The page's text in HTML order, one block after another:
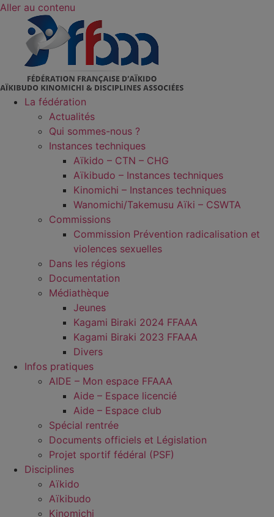
Aller au contenu
La fédération
Actualités
Qui sommes-nous ?
Instances techniques
Aïkido – CTN – CHG
Aïkibudo – Instances techniques
Kinomichi – Instances techniques
Wanomichi/Takemusu Aïki – CSWTA
Commissions
Commission Prévention radicalisation et
violences sexuelles
Dans les régions
Documentation
Médiathèque
Jeunes
Kagami Biraki 2024 FFAAA
Kagami Biraki 2023 FFAAA
Divers
Infos pratiques
AIDE – Mon espace FFAAA
Aide – Espace licencié
Aide – Espace club
Spécial rentrée
Documents officiels et Législation
Projet sportif fédéral (PSF)
Disciplines
Aïkido
Aïkibudo
Kinomichi